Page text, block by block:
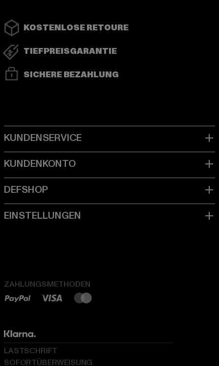
KOSTENLOSE RETOURE
TIEFPREISGARANTIE
SICHERE BEZAHLUNG
ZAHLUNGSMETHODEN
LASTSCHRIFT
SOFORTÜBERWEISUNG